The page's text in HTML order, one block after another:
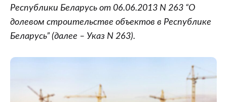
строительстве
Республики Беларусь от 06.06.2013 N 263 “О
долевом строительстве объектов в Республике
Беларусь” (далее – Указ N 263).